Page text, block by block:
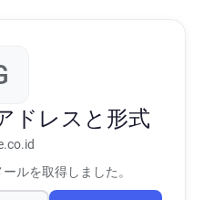
ドレスと形式
ルを取得しました。